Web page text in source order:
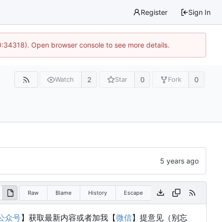
Register Sign In
Open browser console to see more details.
Watch 2 Star 0 Fork 0
Raw Blame History Escape
众号】获取最新内容或者加我【微信】提意见（别忘